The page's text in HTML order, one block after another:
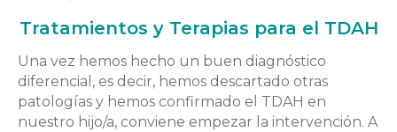
Tratamientos y Terapias para el TDAH
Una vez hemos hecho un buen diagnóstico
diferencial, es decir, hemos descartado otras
patologías y hemos confirmado el TDAH en
nuestro hijo/a, conviene empezar la intervención. A